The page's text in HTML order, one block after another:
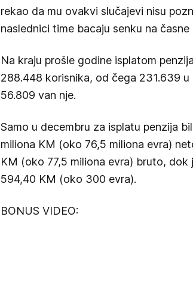
rekao da mu ovakvi slučajevi nisu
naslednici time bacaju senku na časne
Na kraju prošle godine isplatom
288.448 korisnika, od čega 231.639 u
56.809 van nje.
Samo u decembru za isplatu penzija
miliona KM (oko 76,5 miliona evra)
KM (oko 77,5 miliona evra) bruto, dok
594,40 KM (oko 300 evra).
BONUS VIDEO: